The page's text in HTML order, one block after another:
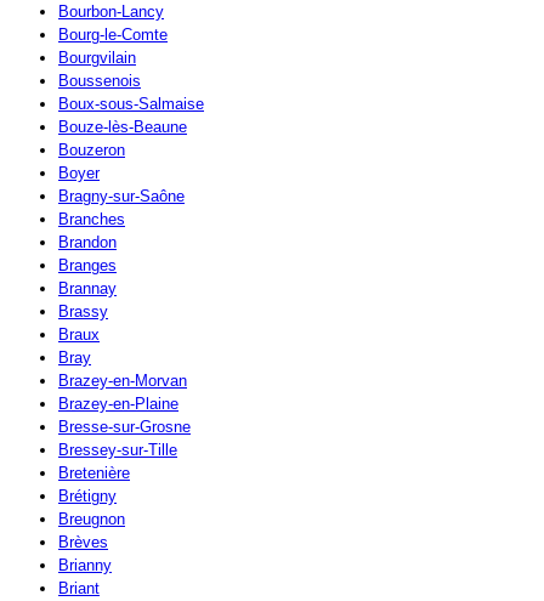
Bourbon-Lancy
Bourg-le-Comte
Bourgvilain
Boussenois
Boux-sous-Salmaise
Bouze-lès-Beaune
Bouzeron
Boyer
Bragny-sur-Saône
Branches
Brandon
Branges
Brannay
Brassy
Braux
Bray
Brazey-en-Morvan
Brazey-en-Plaine
Bresse-sur-Grosne
Bressey-sur-Tille
Bretenière
Brétigny
Breugnon
Brèves
Brianny
Briant